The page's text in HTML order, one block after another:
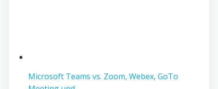
Microsoft Teams vs. Zoom, Webex, GoTo